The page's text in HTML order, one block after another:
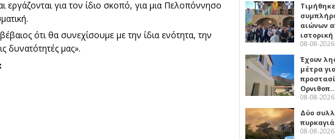
εργάζονται για τον ίδιο σκοπό, για μια Πελοπόννησο
ότι θα συνεχίσουμε με την ίδια ενότητα, την
δυνατότητές μας».
αιώνων
08-08-2026
Έχουν
μέτρα
08-08-2026
Δύο
08-08-2026